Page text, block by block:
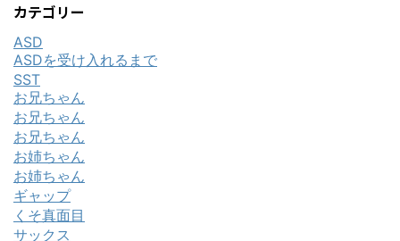
カテゴリー
ASD
ASDを受け入れるまで
SST
お兄ちゃん
お兄ちゃん
お兄ちゃん
お姉ちゃん
お姉ちゃん
ギャップ
くそ真面目
サックス